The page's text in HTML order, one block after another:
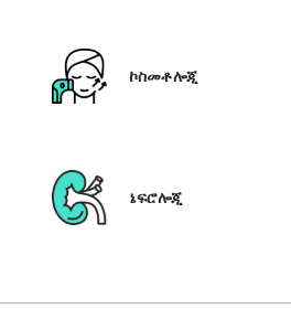
ኮስመቶሎጂ
ኔፍሮሎጂ